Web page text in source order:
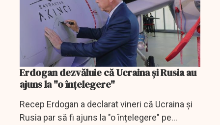
Erdogan dezvăluie că Ucraina și Rusia au
ajuns la "o înțelegere"
Recep Erdogan a declarat vineri că Ucraina și
Rusia par să fi ajuns la "o înțelegere" pe